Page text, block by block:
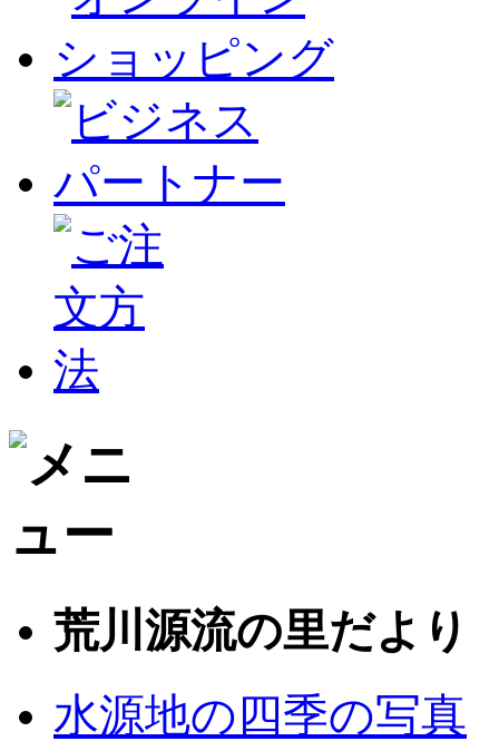
荒川源流の里だより
水源地の四季の写真